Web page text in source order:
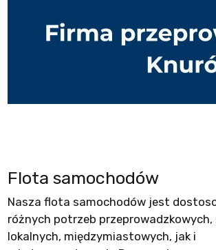
Flota samochodów
Nasza flota samochodów jest
różnych potrzeb przeprowadzkowych,
lokalnych, międzymiastowych, jak i